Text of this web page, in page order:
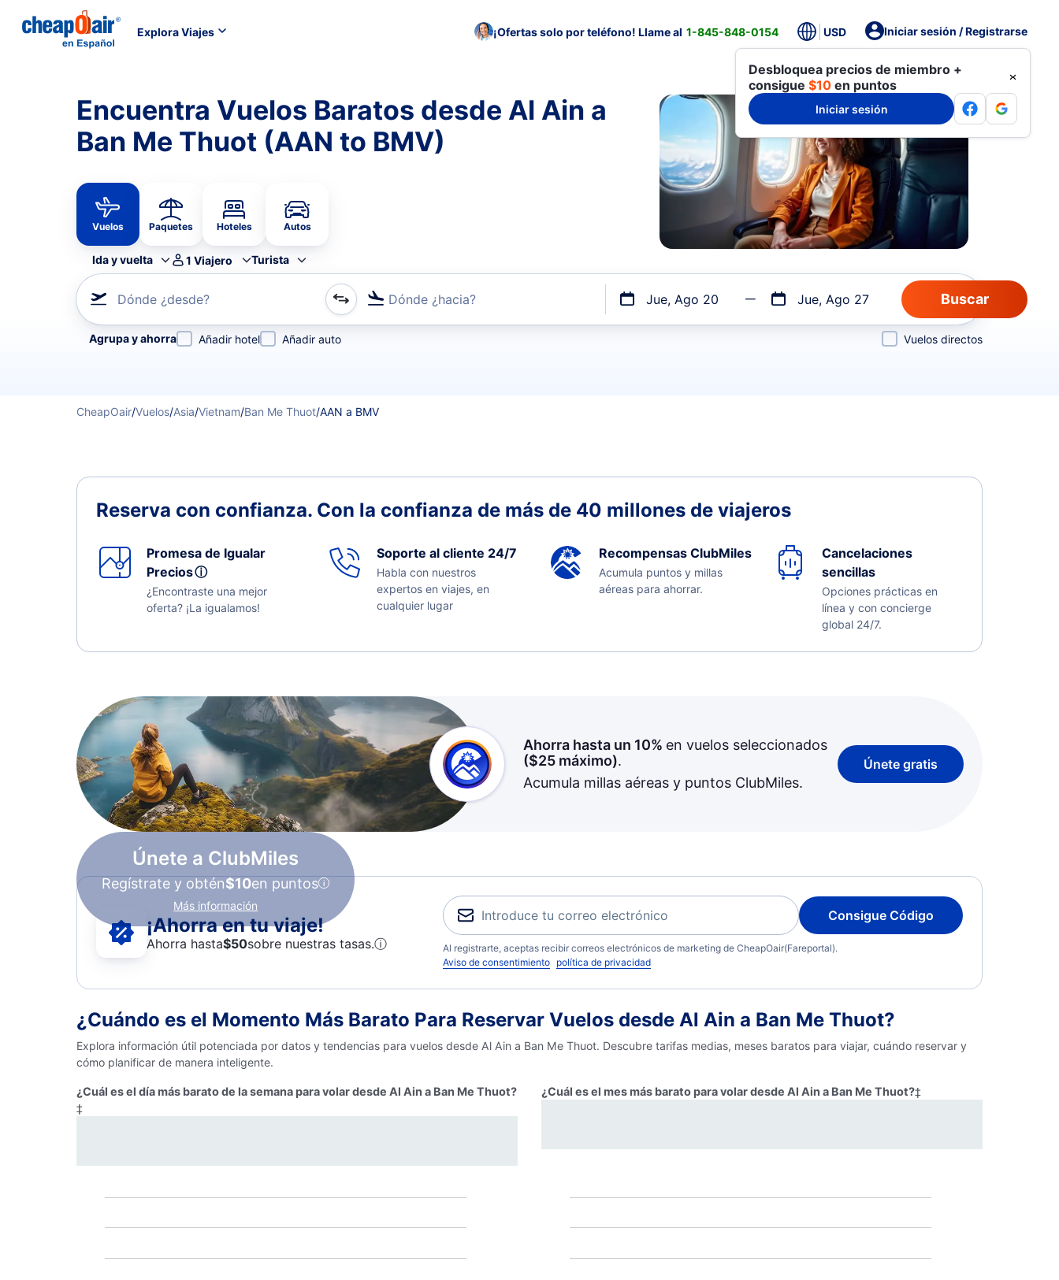
Explora Viajes ¡Ofertas solo por teléfono! Llame al 1-845-848-0154 USD Iniciar sesión / Registrarse
Desbloquea precios de miembro +
consigue $10 en puntos
Iniciar sesión
Encuentra Vuelos Baratos desde Al Ain a
Ban Me Thuot (AAN to BMV)
Vuelos Paquetes Hoteles Autos
Ida y vuelta 1 Viajero Turista
Dónde ¿desde? Dónde ¿hacia? Jue, Ago 20 Jue, Ago 27
Refina tu búsqueda por aerolínea, por ciudad o aeropuerto o por vuelos directos
Agrupa y ahorra Añadir hotel Añadir auto Vuelos directos
CheapOair/Vuelos/Asia/Vietnam/Ban Me Thuot/AAN a BMV
Reserva con confianza. Con la confianza de más de 40 millones de viajeros
Promesa de Igualar
Preciosⓘ
¿Encontraste una mejor
oferta? ¡La igualamos!
Soporte al cliente 24/7
Habla con nuestros
expertos en viajes, en
cualquier lugar
Recompensas ClubMiles
Acumula puntos y millas
aéreas para ahorrar.
Cancelaciones
sencillas
Opciones prácticas en
línea y con concierge
global 24/7.
Únete a ClubMiles
Regístrate y obtén$10en puntos
Más información
Ahorra hasta un 10% en vuelos seleccionados
($25máximo).
Acumula millas aéreas y puntos ClubMiles.
Únete gratis
¡Ahorra en tu viaje!
Ahorra hasta$50sobre nuestras tasas.ⓘ
Consigue Código
Al registrarte, aceptas recibir correos electrónicos de marketing de CheapOair(Fareportal).
Aviso de consentimiento política de privacidad
¿Cuándo es el Momento Más Barato Para Reservar Vuelos desde Al Ain a Ban Me Thuot?
Explora información útil potenciada por datos y tendencias para vuelos desde Al Ain a Ban Me Thuot. Descubre tarifas medias, meses baratos para viajar, cuándo reservar y
cómo planificar de manera inteligente.
¿Cuál es el día más barato de la semana para volar desde Al Ain a Ban Me Thuot?
‡
¿Cuál es el mes más barato para volar desde Al Ain a Ban Me Thuot?‡